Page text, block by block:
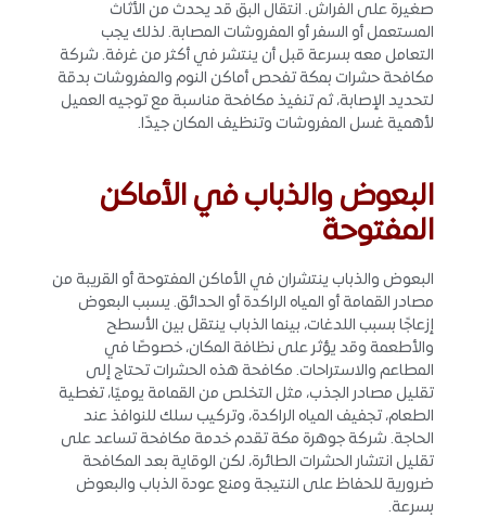
صغيرة على الفراش. انتقال البق قد يحدث من الأثاث
المستعمل أو السفر أو المفروشات المصابة. لذلك يجب
التعامل معه بسرعة قبل أن ينتشر في أكثر من غرفة. شركة
مكافحة حشرات بمكة تفحص أماكن النوم والمفروشات بدقة
لتحديد الإصابة، ثم تنفيذ مكافحة مناسبة مع توجيه العميل
لأهمية غسل المفروشات وتنظيف المكان جيدًا.
البعوض والذباب في الأماكن
المفتوحة
البعوض والذباب ينتشران في الأماكن المفتوحة أو القريبة من
مصادر القمامة أو المياه الراكدة أو الحدائق. يسبب البعوض
إزعاجًا بسبب اللدغات، بينما الذباب ينتقل بين الأسطح
والأطعمة وقد يؤثر على نظافة المكان، خصوصًا في
المطاعم والاستراحات. مكافحة هذه الحشرات تحتاج إلى
تقليل مصادر الجذب، مثل التخلص من القمامة يوميًا، تغطية
الطعام، تجفيف المياه الراكدة، وتركيب سلك للنوافذ عند
الحاجة. شركة جوهرة مكة تقدم خدمة مكافحة تساعد على
تقليل انتشار الحشرات الطائرة، لكن الوقاية بعد المكافحة
ضرورية للحفاظ على النتيجة ومنع عودة الذباب والبعوض
بسرعة.